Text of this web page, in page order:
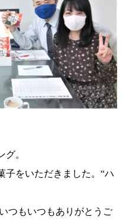
。
をいただきました。 “ハ
いつもいつもありがとうご